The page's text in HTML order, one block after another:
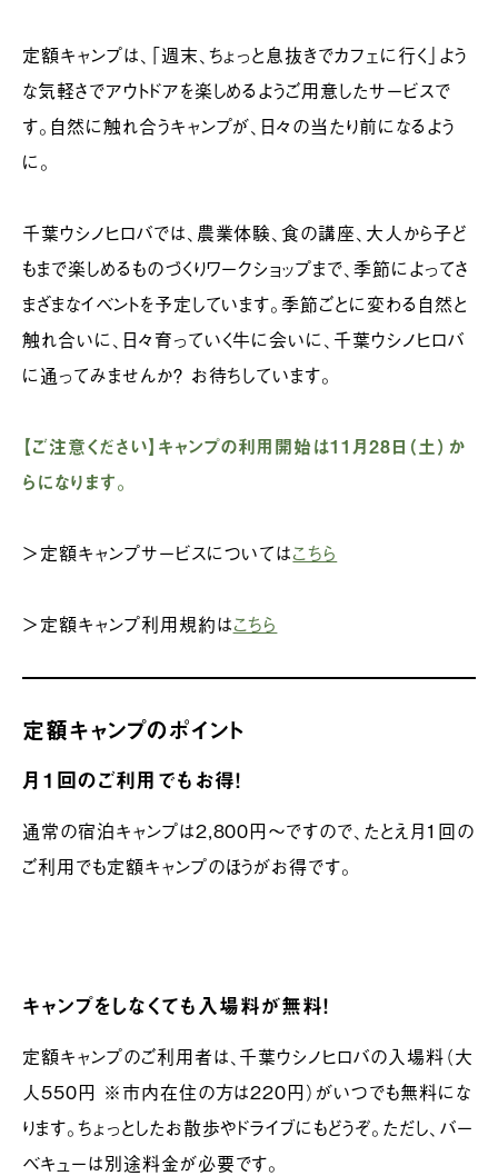
定額キャンプは、「週末、ちょっと息抜きでカフェに行く」よう
な気軽さでアウトドアを楽しめるようご用意したサービスで
す。自然に触れ合うキャンプが、日々の当たり前になるよう
に。
千葉ウシノヒロバでは、農業体験、食の講座、大人から子ど
もまで楽しめるものづくりワークショップまで、季節によってさ
まざまなイベントを予定しています。季節ごとに変わる自然と
触れ合いに、日々育っていく牛に会いに、千葉ウシノヒロバ
に通ってみませんか？ お待ちしています。
【ご注意ください】キャンプの利用開始は11月28日（土）か
らになります。
＞定額キャンプサービスについてはこちら
＞定額キャンプ利用規約はこちら
定額キャンプのポイント
月１回のご利用でもお得！
通常の宿泊キャンプは2,800円〜ですので、たとえ月1回の
ご利用でも定額キャンプのほうがお得です。
キャンプをしなくても入場料が無料！
定額キャンプのご利用者は、千葉ウシノヒロバの入場料（大
人550円 ※市内在住の方は220円）がいつでも無料にな
ります。ちょっとしたお散歩やドライブにもどうぞ。ただし、バー
ベキューは別途料金が必要です。